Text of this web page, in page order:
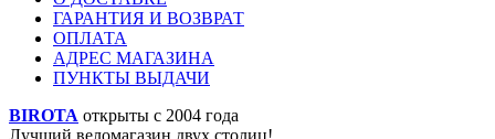
ГАРАНТИЯ И ВОЗВРАТ
ОПЛАТА
АДРЕС МАГАЗИНА
ПУНКТЫ ВЫДАЧИ
BIROTA открыты с 2004 года
Лучший веломагазин двух столиц!